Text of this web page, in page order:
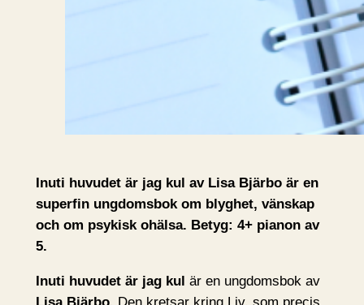
Inuti huvudet är jag kul av Lisa Bjärbo är en
superfin ungdomsbok om blyghet, vänskap
och om psykisk ohälsa. Betyg: 4+ pianon av
5.
Inuti huvudet är jag kul är en ungdomsbok av